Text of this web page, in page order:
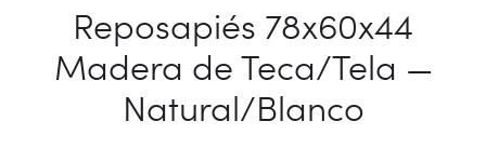
Reposapiés 78x60x44
Madera de Teca/Tela —
Natural/Blanco